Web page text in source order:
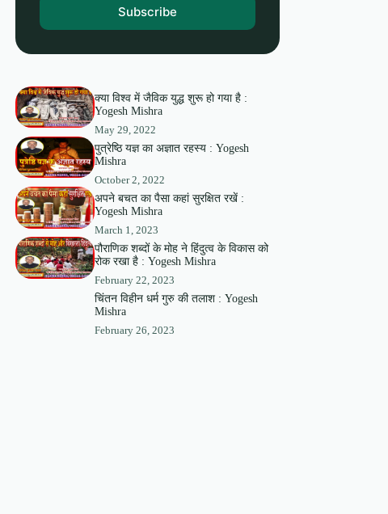
Subscribe
क्या विश्व में जैविक युद्ध शुरू हो गया है :
Yogesh Mishra
May 29, 2022
पुत्रेष्ठि यज्ञ का अज्ञात रहस्य : Yogesh
Mishra
October 2, 2022
अपने बचत का पैसा कहां सुरक्षित रखें :
Yogesh Mishra
March 1, 2023
पौराणिक शब्दों के मोह ने हिंदुत्व के विकास को
रोक रखा है : Yogesh Mishra
February 22, 2023
चिंतन विहीन धर्म गुरु की तलाश : Yogesh
Mishra
February 26, 2023